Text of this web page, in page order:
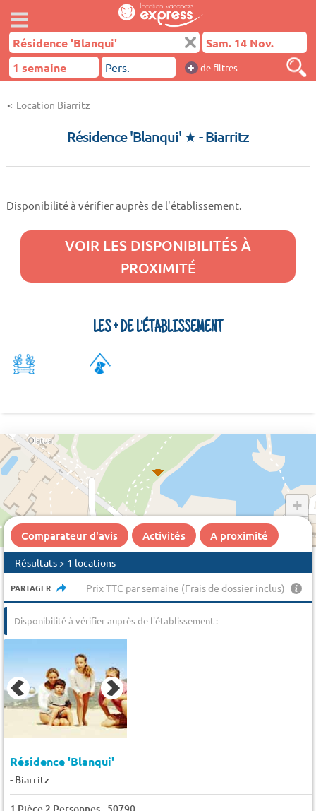
+ de filtres
Location Biarritz
Résidence 'Blanqui' ★- Biarritz
Disponibilité à vérifier auprès de l'établissement.
VOIR LES DISPONIBILITÉS À
PROXIMITÉ
LES + DE L'ÉTABLISSEMENT
+
Comparateur d'avis Activités A proximité
Résultats > 1 locations
PARTAGER Prix TTC par semaine (Frais de dossier inclus)
Disponibilité à vérifier auprès de l'établissement :
Résidence 'Blanqui'
- Biarritz
1 Pièce 2 Personnes - 50790